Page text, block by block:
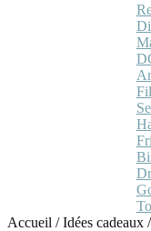
Accueil /Idées cadeaux /